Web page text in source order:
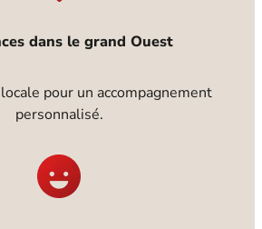
dans le grand Ouest
pour un accompagnement
personnalisé.